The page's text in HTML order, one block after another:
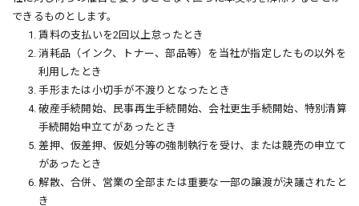
できるものとします。
1. 賃料の支払いを2回以上怠ったとき
2. 消耗品（インク、トナー、部品等）を当社が指定したもの以外を
利用したとき
3. 手形または小切手が不渡りとなったとき
4. 破産手続開始、民事再生手続開始、会社更生手続開始、特別清算
手続開始申立てがあったとき
5. 差押、仮差押、仮処分等の強制執行を受け、または競売の申立て
があったとき
6. 解散、合併、営業の全部または重要な一部の譲渡が決議されたと
き